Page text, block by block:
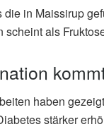
in Maissirup
als
haben
stärker